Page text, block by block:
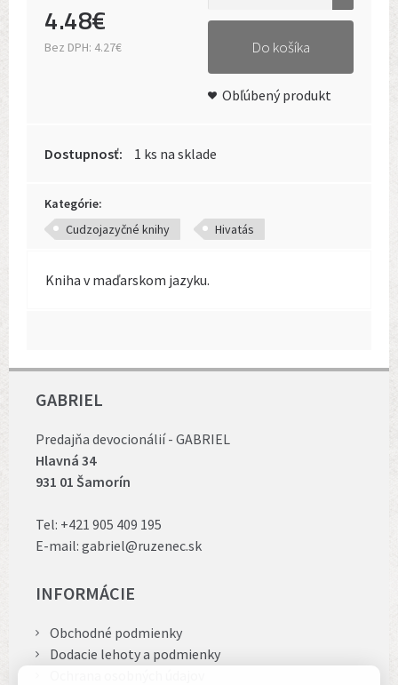
4.48€
Bez DPH: 4.27€ Do košíka
Obľúbený produkt
Dostupnosť: 1 ks na sklade
Kategórie:
Cudzojazyčné knihy
Hivatás
Kniha v maďarskom jazyku.
GABRIEL
Predajňa devocionálií - GABRIEL
Hlavná 34
931 01 Šamorín
Tel: +421 905 409 195
E-mail: gabriel@ruzenec.sk
INFORMÁCIE
Obchodné podmienky
Dodacie lehoty a podmienky